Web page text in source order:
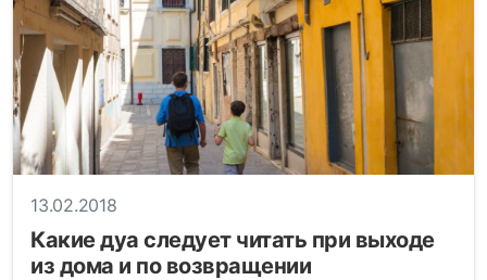
13.02.2018
Какие дуа следует читать при выходе
из дома и по возвращении